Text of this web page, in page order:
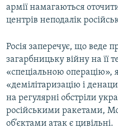
армії намагаються
центрів неподалік
Росія заперечує, що веде
загарбницьку війну на її
«спеціальною операцію»,
«демілітаризацію і
на регулярні обстріли
російськими ракетами,
об’єктами атак є цивільні.